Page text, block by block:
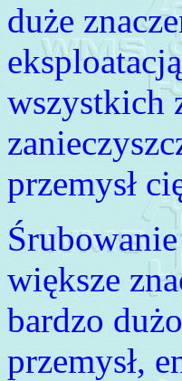
duże
wszystkich
przemysł
większe
bardzo
przemysł,